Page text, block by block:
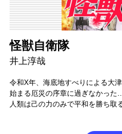
怪獣自衛隊
井上淳哉
令和X年、海底地すべりによる大
始まる厄災の序章に過ぎなかった
人類は己の力のみで平和を勝ち